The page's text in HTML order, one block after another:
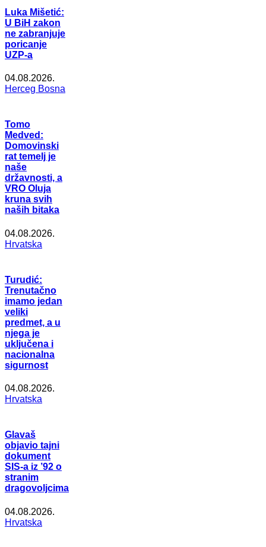
Luka Mišetić:
U BiH zakon
ne zabranjuje
poricanje
UZP-a
04.08.2026.
Herceg Bosna
Tomo
Medved:
Domovinski
rat temelj je
naše
državnosti, a
VRO Oluja
kruna svih
naših bitaka
04.08.2026.
Hrvatska
Turudić:
Trenutačno
imamo jedan
veliki
predmet, a u
njega je
uključena i
nacionalna
sigurnost
04.08.2026.
Hrvatska
Glavaš
objavio tajni
dokument
SIS-a iz ’92 o
stranim
dragovoljcima
04.08.2026.
Hrvatska